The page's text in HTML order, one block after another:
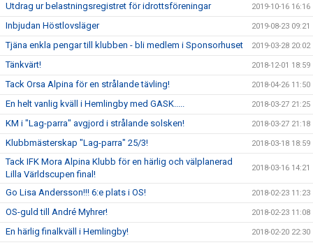
Utdrag ur belastningsregistret för idrottsföreningar 2019-10-16 16:16
Inbjudan Höstlovsläger 2019-08-23 09:21
Tjäna enkla pengar till klubben - bli medlem i Sponsorhuset 2019-03-28 20:02
Tänkvärt! 2018-12-01 18:59
Tack Orsa Alpina för en strålande tävling! 2018-04-26 11:50
En helt vanlig kväll i Hemlingby med GASK..... 2018-03-27 21:25
KM i "Lag-parra" avgjord i strålande solsken! 2018-03-27 21:18
Klubbmästerskap "Lag-parra" 25/3! 2018-03-18 18:59
Tack IFK Mora Alpina Klubb för en härlig och välplanerad
Lilla Världscupen final!
2018-03-16 14:21
Go Lisa Andersson!!! 6:e plats i OS! 2018-02-23 11:23
OS-guld till André Myhrer! 2018-02-23 11:08
En härlig finalkväll i Hemlingby! 2018-02-20 22:30